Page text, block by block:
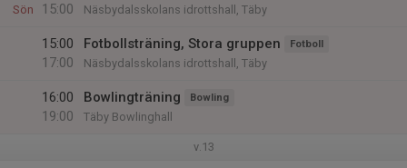
Sön
15:00
Näsbydalsskolans idrottshall, Täby
15:00
17:00
Fotbollsträning, Stora gruppen Fotboll
Näsbydalsskolans idrottshall, Täby
16:00
19:00
Bowlingträning Bowling
Täby Bowlinghall
v.13